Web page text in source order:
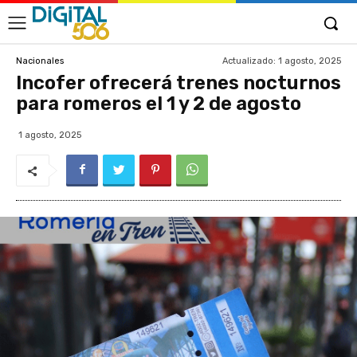
Nacionales Actualizado: 1 agosto, 2025
Incofer ofrecerá trenes nocturnos
para romeros el 1 y 2 de agosto
1 agosto, 2025